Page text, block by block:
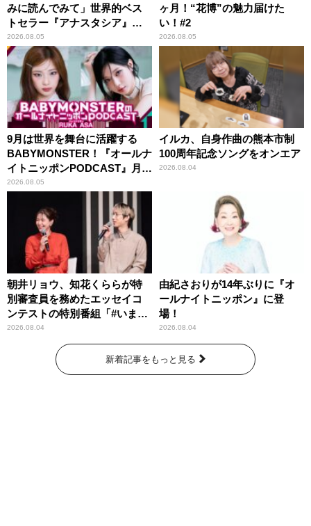
みに読んでみて」世界的ベス
トセラー『アナスタシア』を
紹介
2026.08.05
ヶ月！“花博”の魅力届けた
い！#2
2026.08.05
9月は世界を舞台に活躍する
BABYMONSTER！『オールナ
イトニッポンPODCAST』月替
わりパーソナリティ
2026.08.05
イルカ、自身作曲の熊本市制
100周年記念ソングをオンエア
2026.08.04
朝井リョウ、知花くららが特
別審査員を務めたエッセイコ
ンテストの特別番組「#いまあ
なたに伝えたいこと」
2026.08.04
由紀さおりが14年ぶりに『オ
ールナイトニッポン』に登
場！
2026.08.04
新着記事をもっと見る